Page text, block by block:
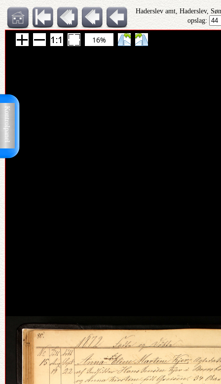
Kontrolpanel
Haderslev amt, Haderslev,
opslag:
16%